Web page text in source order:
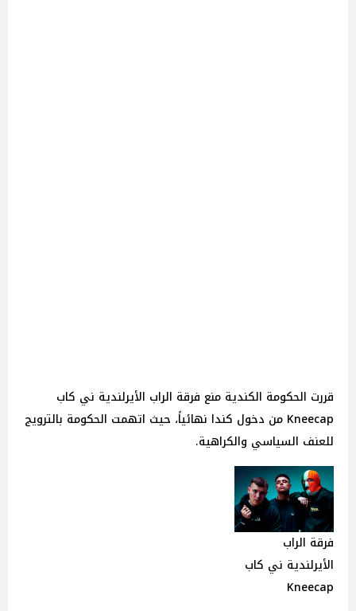
قررت الحكومة الكندية منع فرقة الراب الأيرلندية ني كاب
Kneecap من دخول كندا نهائياً، حيث اتهمت الحكومة بالترويج
للعنف السياسي والكراهية.
فرقة الراب
الأيرلندية ني كاب
Kneecap